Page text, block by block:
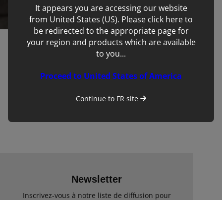
aider.
Produits ›
Newsletter
Inscrivez-vous à notre liste de diffusion pour
It appears you are accessing our website
from United States (US). Please click here to
be redirected to the appropriate page for
your region and products which are available
to you...
Proceed to United States of America
Continue to FR site